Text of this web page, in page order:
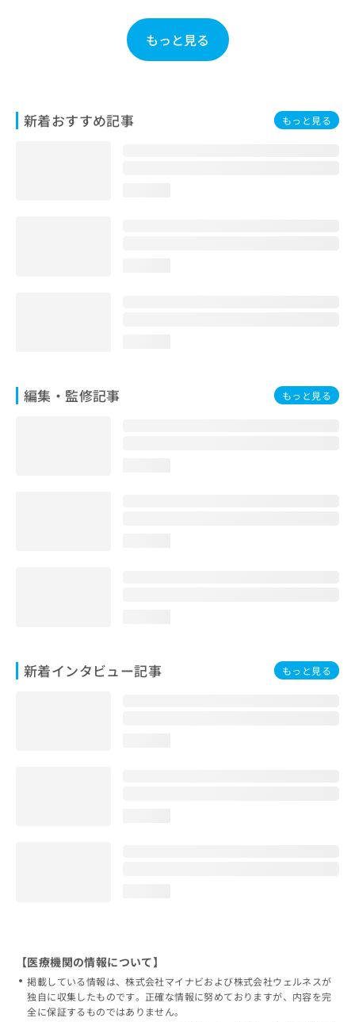
もっと見る
新着おすすめ記事 もっと見る
編集・監修記事 もっと見る
新着インタビュー記事 もっと見る
こ
【医療機関の情報について】
掲載している情報は、株式会社マイナビおよび株式会社ウェルネスが
独自に収集したものです。正確な情報に努めておりますが、内容を完
全に保証するものではありません。